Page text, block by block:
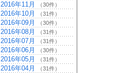
2016年11月 （30件）
2016年10月 （31件）
2016年09月 （30件）
2016年08月 （31件）
2016年07月 （31件）
2016年06月 （30件）
2016年05月 （31件）
2016年04月 （31件）